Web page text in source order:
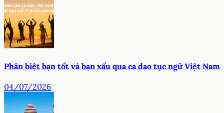
Phân biệt bạn tốt và bạn xấu qua ca dao tục ngữ Việt Nam
04/07/2026